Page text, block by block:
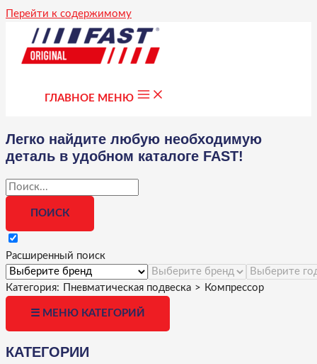
Перейти к содержимому
ГЛАВНОЕ МЕНЮ
Легко найдите любую необходимую
деталь в удобном каталоге FAST!
Расширенный поиск
Категория: Пневматическая подвеска > Компрессор
☰ МЕНЮ КАТЕГОРИЙ
КАТЕГОРИИ